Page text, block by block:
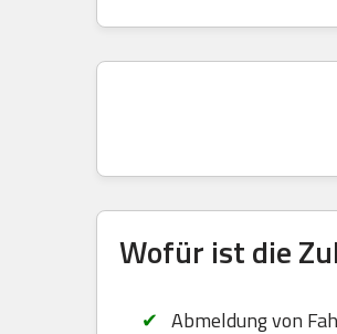
Wofür ist die
Abmeldung von